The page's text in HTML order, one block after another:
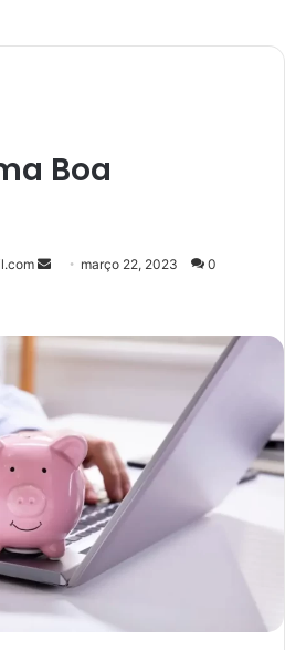
Boa
Mande
mail
março 22, 2023 0